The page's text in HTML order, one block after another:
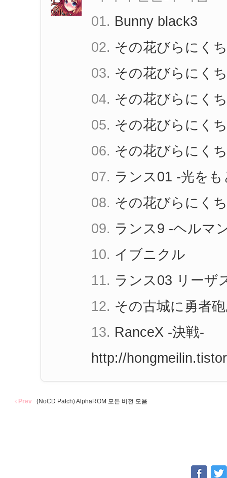
01. Bunny black3
02. その花びらにく
03. その花びらにく
04. その花びらにく
05. その花びらにく
06. その花びらにく
07. ランス01 -光を
08. その花びらにく
09. ランス9 -ヘルマ
10. イブニクル
11. ランス03 リーザ
12. その古城に勇者
13. RanceX -決戦-
http://
Prev (NoCD Patch) AlphaROM 모든 버전 모음